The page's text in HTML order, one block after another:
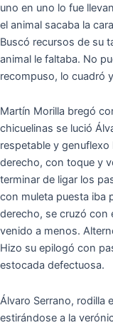
uno en uno lo fue
el animal sacaba la
Buscó recursos de su
animal le faltaba. No
recompuso, lo cuadró
Martín Morilla bregó
chicuelinas se lució
respetable y
derecho, con toque y
terminar de ligar los
con muleta puesta iba
derecho, se cruzó con
venido a menos.
Hizo su epilogó con
estocada defectuosa.
Álvaro Serrano, rodilla
estirándose a la